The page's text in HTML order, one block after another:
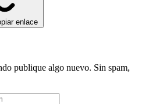
enlace
publique algo nuevo. Sin spam,